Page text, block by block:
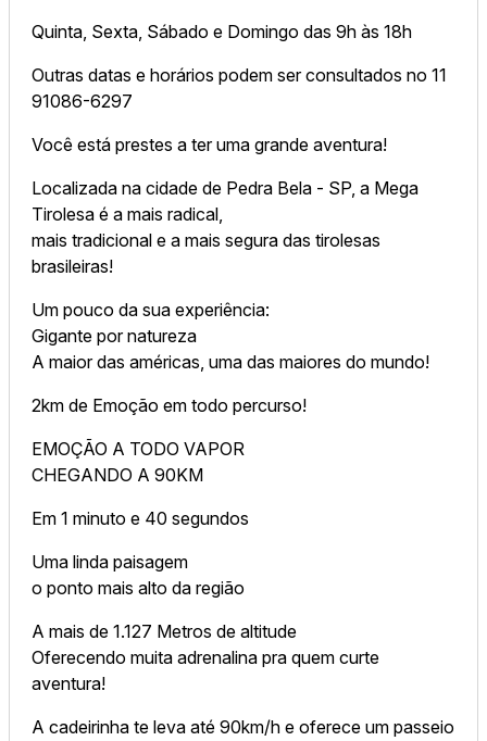
Quinta, Sexta, Sábado e Domingo das 9h às 18h
Outras datas e horários podem ser consultados no 11
91086-6297
Você está prestes a ter uma grande aventura!
Localizada na cidade de Pedra Bela - SP, a Mega
Tirolesa é a mais radical,
mais tradicional e a mais segura das tirolesas
brasileiras!
Um pouco da sua experiência:
Gigante por natureza
A maior das américas, uma das maiores do mundo!
2km de Emoção em todo percurso!
EMOÇÃO A TODO VAPOR
CHEGANDO A 90KM
Em 1 minuto e 40 segundos
Uma linda paisagem
o ponto mais alto da região
A mais de 1.127 Metros de altitude
Oferecendo muita adrenalina pra quem curte
aventura!
A cadeirinha te leva até 90km/h e oferece um passeio